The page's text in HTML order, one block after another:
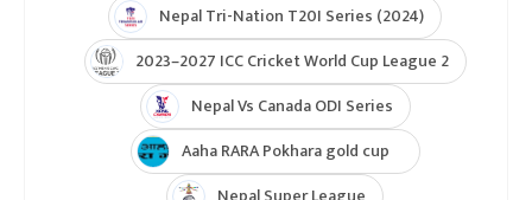
Nepal Tri-Nation T20I Series (2024)
2023–2027 ICC Cricket World Cup League 2
Nepal Vs Canada ODI Series
Aaha RARA Pokhara gold cup